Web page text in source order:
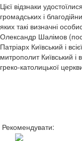
Цієї відзнаки
громадських і
яких такі визначні
Олександр Шалімов
Патріарх Київський і
митрополит Київський і
греко-католицької
Рекомендувати: